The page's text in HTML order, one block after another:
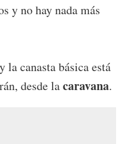
y no hay nada más
la canasta básica está
desde lacaravana.